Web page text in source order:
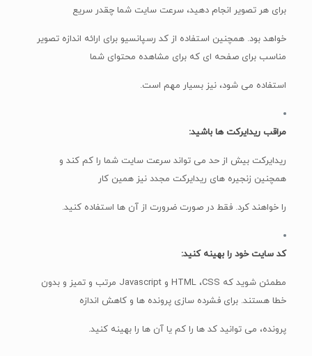
برای هر تصویر انجام دهید، سرعت سایت شما چقدر سریع
خواهد بود. همچنین استفاده از کد رسپانسیو برای ارائه اندازه تصویر
مناسب برای صفحه ای که برای مشاهده محتوای شما
استفاده می شود، نیز بسیار مهم است.
مراقب ریدایرکت ها باشید:
ریدایرکت بیش از حد می تواند سرعت سایت شما را کم کند و
همچنین زنجیره های ریدایرکت مجدد نیز همین کار
را خواهند کرد. فقط در صورت ضرورت از آن ها استفاده کنید.
کد سایت خود را بهینه کنید:
مطمئن شوید که HTML ،CSS و Javascript مرتب و تمیز و بدون
خطا هستند. برای فشرده سازی پرونده ها و کاهش اندازه
پرونده، می توانید کد ها را کم یا آن ها را بهینه کنید.